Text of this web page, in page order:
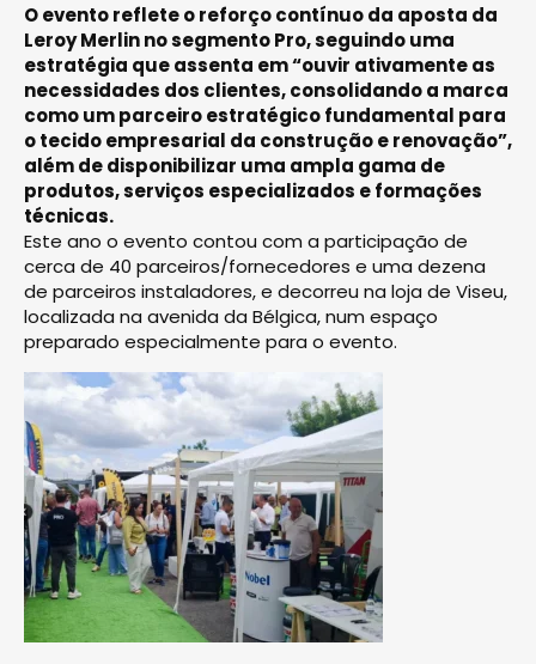
O evento reflete o reforço contínuo da aposta da
Leroy Merlin no segmento Pro, seguindo uma
estratégia que assenta em “ouvir ativamente as
necessidades dos clientes, consolidando a marca
como um parceiro estratégico fundamental para
o tecido empresarial da construção e renovação”,
além de disponibilizar uma ampla gama de
produtos, serviços especializados e formações
técnicas.
Este ano o evento contou com a participação de
cerca de 40 parceiros/fornecedores e uma dezena
de parceiros instaladores, e decorreu na loja de Viseu,
localizada na avenida da Bélgica, num espaço
preparado especialmente para o evento.